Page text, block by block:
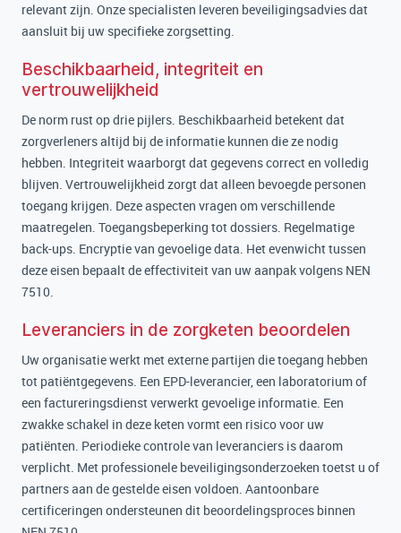
relevant zijn. Onze specialisten leveren beveiligingsadvies dat
aansluit bij uw specifieke zorgsetting.
Beschikbaarheid, integriteit en
vertrouwelijkheid
De norm rust op drie pijlers. Beschikbaarheid betekent dat
zorgverleners altijd bij de informatie kunnen die ze nodig
hebben. Integriteit waarborgt dat gegevens correct en volledig
blijven. Vertrouwelijkheid zorgt dat alleen bevoegde personen
toegang krijgen. Deze aspecten vragen om verschillende
maatregelen. Toegangsbeperking tot dossiers. Regelmatige
back-ups. Encryptie van gevoelige data. Het evenwicht tussen
deze eisen bepaalt de effectiviteit van uw aanpak volgens NEN
7510.
Leveranciers in de zorgketen beoordelen
Uw organisatie werkt met externe partijen die toegang hebben
tot patiëntgegevens. Een EPD-leverancier, een laboratorium of
een factureringsdienst verwerkt gevoelige informatie. Een
zwakke schakel in deze keten vormt een risico voor uw
patiënten. Periodieke controle van leveranciers is daarom
verplicht. Met professionele beveiligingsonderzoeken toetst u of
partners aan de gestelde eisen voldoen. Aantoonbare
certificeringen ondersteunen dit beoordelingsproces binnen